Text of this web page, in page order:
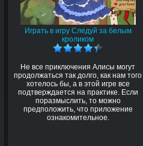
Играть в игру Следуй за белым
кроликом
Не все приключения Алисы могут
продолжаться так долго, как нам того
хотелось бы, а в этой игре все
подтверждается на практике. Если
поразмыслить, то можно
предположить, что приложение
ознакомительное.